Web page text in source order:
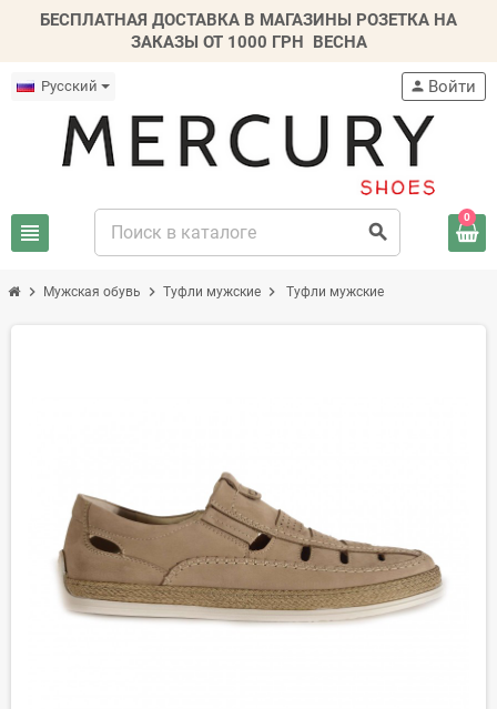
БЕСПЛАТНАЯ ДОСТАВКА В МАГАЗИНЫ РОЗЕТКА НА
ЗАКАЗЫ ОТ 1000 ГРН ВЕСНА
Русский
view_headline search
person Войти
0
chevron_right Мужская обувь chevron_right Туфли мужские chevron_right Туфли мужские